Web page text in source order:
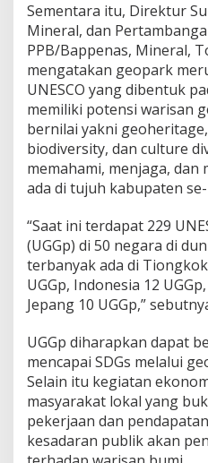
Sementara itu, Direktur
Mineral, dan
PPB/Bappenas, Mineral,
mengatakan geopark
UNESCO yang dibentuk
memiliki potensi warisan
bernilai yakni
biodiversity, dan culture
memahami, menjaga, dan
ada di tujuh kabupaten
“Saat ini terdapat 229
(UGGp) di 50 negara di
terbanyak ada di Tiongkok
UGGp, Indonesia 12
Jepang 10 UGGp,”
UGGp diharapkan dapat
mencapai SDGs melalui
Selain itu kegiatan
masyarakat lokal yang
pekerjaan dan
kesadaran publik akan